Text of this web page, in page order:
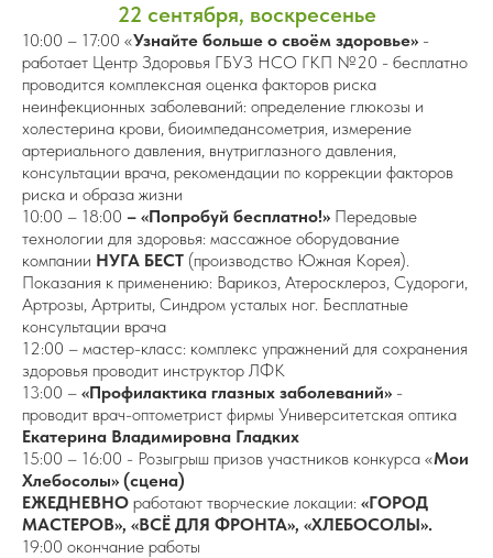
22 сентября, воскресенье
10:00 – 17:00 «Узнайте больше о своём здоровье» -
работает Центр Здоровья ГБУЗ НСО ГКП №20 - бесплатно
проводится комплексная оценка факторов риска
неинфекционных заболеваний: определение глюкозы и
холестерина крови, биоимпедансометрия, измерение
артериального давления, внутриглазного давления,
консультации врача, рекомендации по коррекции факторов
риска и образа жизни
10:00 – 18:00 – «Попробуй бесплатно!» Передовые
технологии для здоровья: массажное оборудование
компании НУГА БЕСТ (производство Южная Корея).
Показания к применению: Варикоз, Атеросклероз, Судороги,
Артрозы, Артриты, Синдром усталых ног. Бесплатные
консультации врача
12:00 – мастер-класс: комплекс упражнений для сохранения
здоровья проводит инструктор ЛФК
13:00 – «Профилактика глазных заболеваний» -
проводит врач-оптометрист фирмы Университетская оптика
Екатерина Владимировна Гладких
15:00 – 16:00 - Розыгрыш призов участников конкурса «Мои
Хлебосолы» (сцена)
ЕЖЕДНЕВНО работают творческие локации: «ГОРОД
МАСТЕРОВ», «ВСЁ ДЛЯ ФРОНТА», «ХЛЕБОСОЛЫ».
19:00 окончание работы